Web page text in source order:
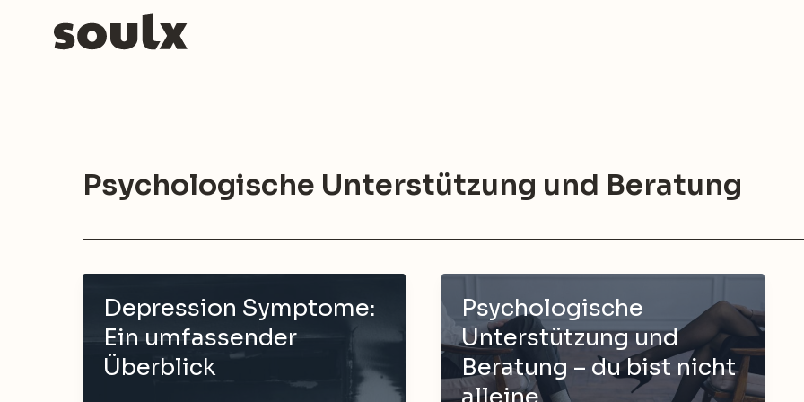
springen
Psychologische Unterstützung und Beratung
Depression Symptome:
Ein umfassender
Überblick
Psychologische
Unterstützung und
Beratung – du bist nicht